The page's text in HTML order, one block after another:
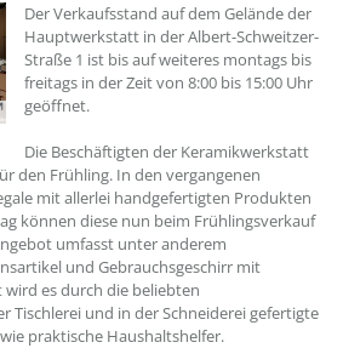
??? absaetzeOben[1]/titel ???
Der Verkaufsstand auf dem Gelände der
Hauptwerkstatt in der Albert-Schweitzer-
Straße 1 ist bis auf weiteres montags bis
freitags in der Zeit von 8:00 bis 15:00 Uhr
geöffnet.
Die Beschäftigten der Keramikwerkstatt
den Frühling. In den vergangenen
mit allerlei handgefertigten Produkten
können diese nun beim Frühlingsverkauf
umfasst unter anderem
und Gebrauchsgeschirr mit
es durch die beliebten
Tischlerei und in der Schneiderei gefertigte
praktische Haushaltshelfer.